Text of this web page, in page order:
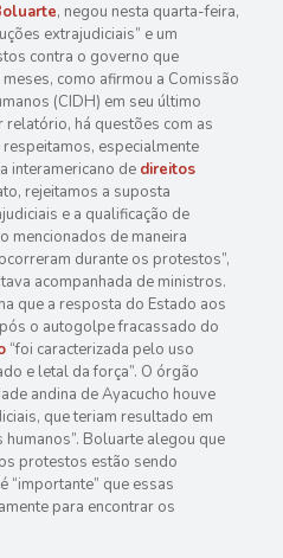
, negou nesta quarta-feira,
extrajudiciais” e um
contra o governo que
como afirmou a Comissão
(CIDH) em seu último
há questões com as
especialmente
interamericano de direitos
rejeitamos a suposta
e a qualificação de
mencionados de maneira
durante os protestos”,
acompanhada de ministros.
que a resposta do Estado aos
o autogolpe fracassado do
“foi caracterizada pelo uso
e letal da força”. O órgão
andina de Ayacucho houve
que teriam resultado em
Boluarte alegou que
protestos estão sendo
“importante” que essas
para encontrar os